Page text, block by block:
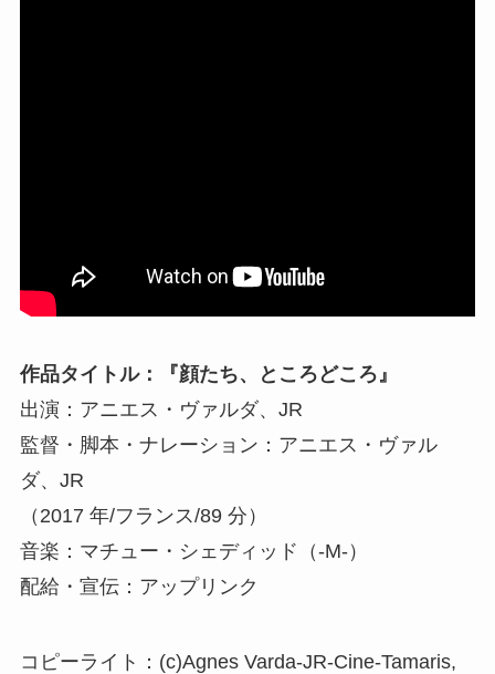
作品タイトル：『顔たち、ところどころ』
出演：アニエス・ヴァルダ、JR
監督・脚本・ナレーション：アニエス・ヴァル
ダ、JR
（2017 年/フランス/89 分）
音楽：マチュー・シェディッド（-M-）
配給・宣伝：アップリンク
コピーライト：(c)Agnes Varda-JR-Cine-Tamaris,